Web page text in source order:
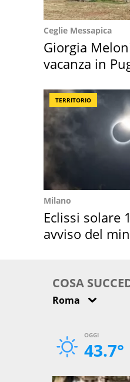
Ceglie Messapica
Giorgia
vacanza in
TERRITORIO
Milano
Eclissi solare
avviso del